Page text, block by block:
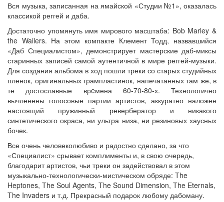
Вся музыка, записанная на ямайской «Студии №1», оказалась
классикой реггей и даба.
Достаточно упомянуть имя мирового масштаба: Bob Marley &
the Wailers. На этом компакте Клемент Тодд, назвавшийся
«Даб Специалистом», демонстрирует мастерские даб-миксы
старинных записей самой аутентичной в мире реггей-музыки.
Для создания альбома в ход пошли треки со старых студийных
пленок, оригинальных грампластинок, напечатанных там же, в
те достославные врeмена 60-70-80-х. Технологично
вычленены голосовые партии артистов, аккуратно наложен
настоящий пружинный ревербератор и никакого
синтетического окраса, ни ультра низа, ни резиновых хаусных
бочек.
Все очень человеколюбиво и радостно сделано, за что
«Специалист» срывает комплименты и, в свою очередь,
благодарит артистов, чьи треки он задействовал в этом
музыкально-технологически-мистическом обряде: The
Heptones, The Soul Agents, The Sound Dimension, The Eternals,
The Invaders и т.д. Прекрасный подарок любому дабоману.